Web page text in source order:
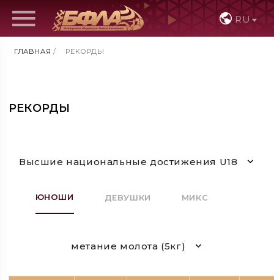
RU
ГЛАВНАЯ / РЕКОРДЫ
РЕКОРДЫ
Высшие национальные достижения U18
ЮНОШИ ДЕВУШКИ МИКС
метание молота (5кг)